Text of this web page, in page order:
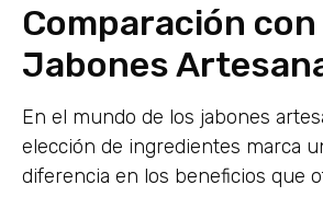
Comparación
Jabones
En el mundo de los jabones
elección de ingredientes marca
diferencia en los beneficios que